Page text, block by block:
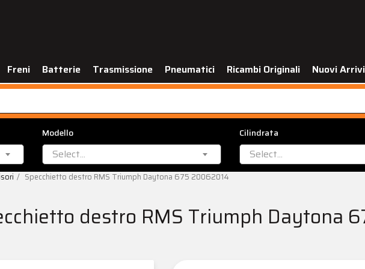
Freni Batterie Trasmissione Pneumatici Ricambi Originali Nuovi Arrivi
Modello
Select...
Cilindrata
Select...
Specchietto destro RMS Triumph Daytona 675 20062014
destro RMS Triumph Daytona